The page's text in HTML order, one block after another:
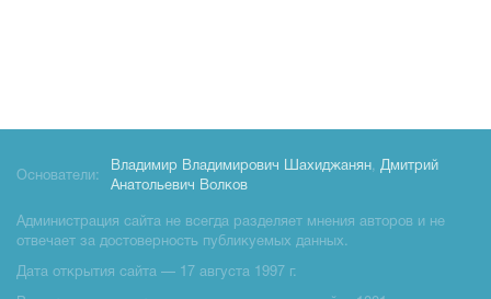
Основатели:
Владимир Владимирович Шахиджанян, Дмитрий
Анатольевич Волков
Администрация сайта не всегда разделяет мнения авторов и не
отвечает за достоверность публикуемых данных.
Дата открытия сайта — 17 августа 1997 г.